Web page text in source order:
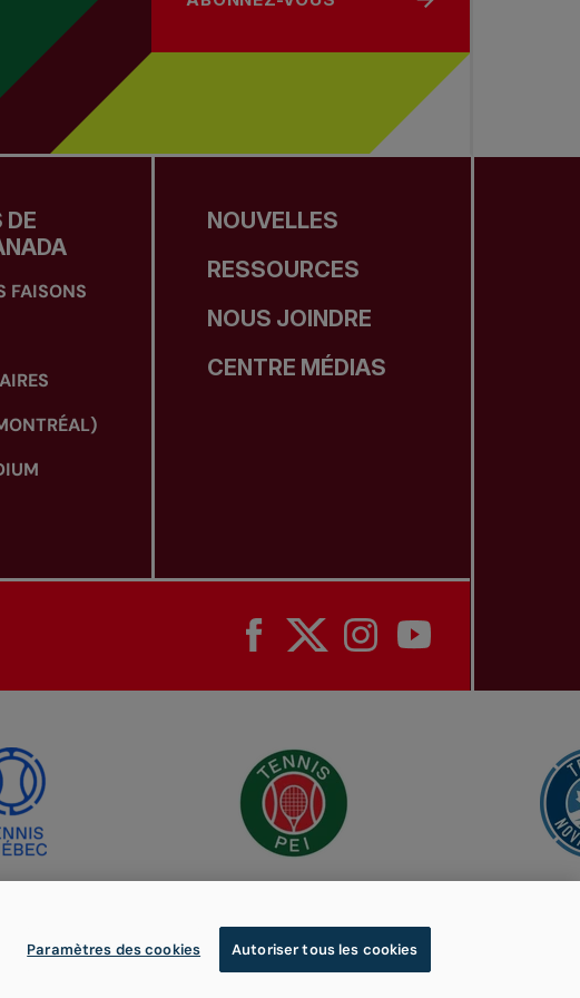
DE
FAISONS
NOUVELLES
RESSOURCES
NOUS JOINDRE
CENTRE MÉDIAS
© 2026 Tennis Canada, tous droits réservés.
Paramètres des cookies Autoriser tous les cookies